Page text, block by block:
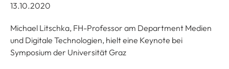
13.10.2020
Michael Litschka, FH-Professor am Department Medien
und Digitale Technologien, hielt eine Keynote bei
Symposium der Universität Graz